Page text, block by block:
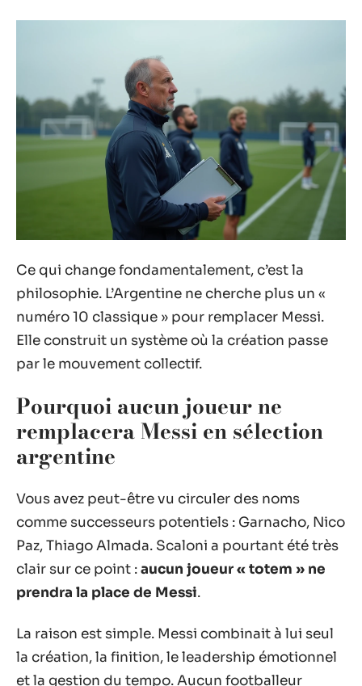
Ce qui change fondamentalement, c’est la
philosophie. L’Argentine ne cherche plus un «
numéro 10 classique » pour remplacer Messi.
Elle construit un système où la création passe
par le mouvement collectif.
Pourquoi aucun joueur ne
remplacera Messi en sélection
argentine
Vous avez peut-être vu circuler des noms
comme successeurs potentiels : Garnacho, Nico
Paz, Thiago Almada. Scaloni a pourtant été très
clair sur ce point :aucun joueur « totem » ne
prendra la place de Messi.
La raison est simple. Messi combinait à lui seul
la création, la finition, le leadership émotionnel
et la gestion du tempo. Aucun footballeur